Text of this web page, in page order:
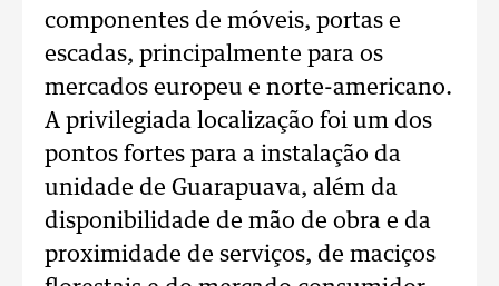
componentes de móveis, portas e
escadas, principalmente para os
mercados europeu e norte-americano.
A privilegiada localização foi um dos
pontos fortes para a instalação da
unidade de Guarapuava, além da
disponibilidade de mão de obra e da
proximidade de serviços, de maciços